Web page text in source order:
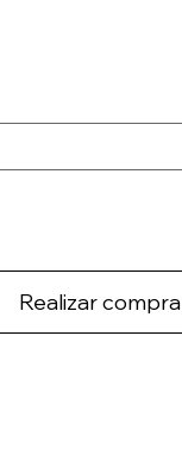
Realizar compra